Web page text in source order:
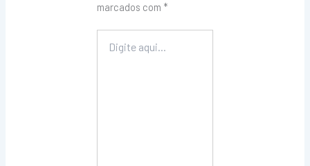
marcados com *
aqui...